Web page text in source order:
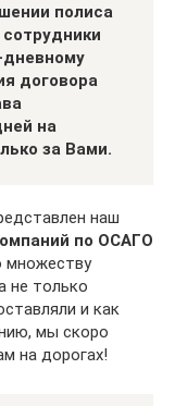
полиса
договора
на
за Вами.
наш
по ОСАГО
множеству
не только
и как
мы скоро
на дорогах!